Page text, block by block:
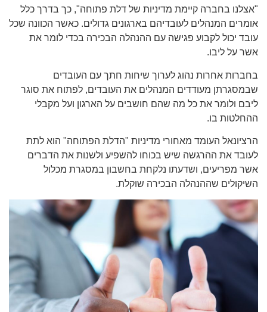
"אצלנו בחברה קיימת מדיניות של דלת פתוחה", כך בדרך כלל
אומרים המנהלים לעובדיהם בארגונים גדולים. כאשר הכוונה שכל
עובד יכול לקבוע פגישה עם ההנהלה הבכירה בכדי לומר את
אשר על ליבו.
בחברות אחרות נהוג לערוך שיחות חתך עם העובדים
שבמסגרתן מעודדים המנהלים את העובדים, לפתוח את סוגר
ליבם ולומר את כל מה שהם חושבים על הארגון ועל מקבלי
ההחלטות בו.
הרציונאל העומד מאחורי מדיניות "הדלת הפתוחה" הוא לתת
לעובד את ההרגשה שיש בכוחו להשפיע ולשנות את הדברים
אשר מפריעים, ושדעתו נלקחת בחשבון במסגרת מכלול
השיקולים שההנהלה הבכירה שוקלת.